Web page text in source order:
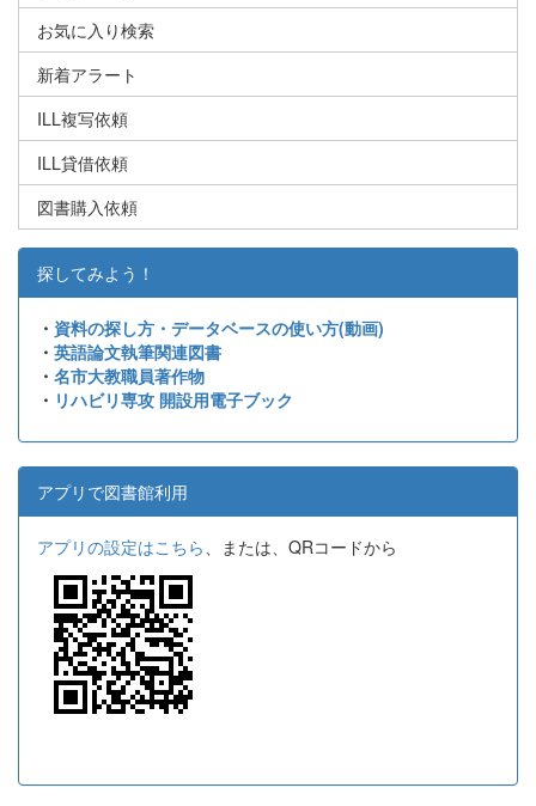
お気に入り検索
新着アラート
ILL複写依頼
ILL貸借依頼
図書購入依頼
探してみよう！
・ 資料の探し方・データベースの使い方(動画)
・ 英語論文執筆関連図書
・ 名市大教職員著作物
・ リハビリ専攻 開設用電子ブック
アプリで図書館利用
アプリの設定はこちら、または、QRコードから